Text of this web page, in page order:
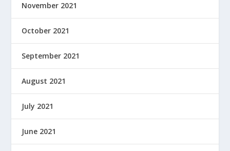
November 2021
October 2021
September 2021
August 2021
July 2021
June 2021